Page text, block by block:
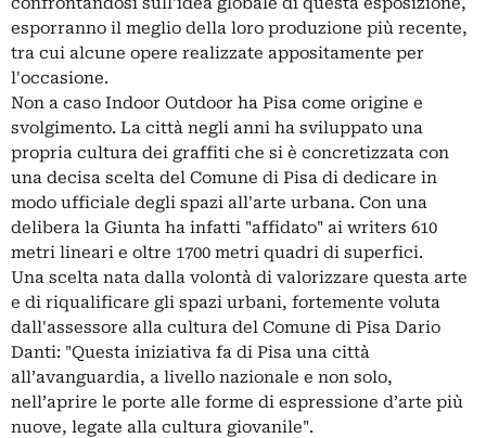
esporranno il meglio della loro produzione più recente,
tra cui alcune opere realizzate appositamente per
l'occasione.
Non a caso Indoor Outdoor ha Pisa come origine e
svolgimento. La città negli anni ha sviluppato una
propria cultura dei graffiti che si è concretizzata con
una decisa scelta del Comune di Pisa di dedicare in
modo ufficiale degli spazi all'arte urbana. Con una
delibera la Giunta ha infatti "affidato" ai writers 610
metri lineari e oltre 1700 metri quadri di superfici.
Una scelta nata dalla volontà di valorizzare questa arte
e di riqualificare gli spazi urbani, fortemente voluta
dall'assessore alla cultura del Comune di Pisa Dario
Danti: "Questa iniziativa fa di Pisa una città
all’avanguardia, a livello nazionale e non solo,
nell’aprire le porte alle forme di espressione d’arte più
nuove, legate alla cultura giovanile".